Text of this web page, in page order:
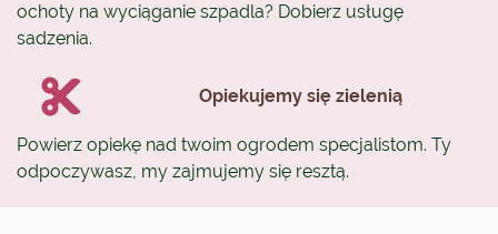
ochoty na wyciąganie szpadla? Dobierz usługę
sadzenia.
Opiekujemy się zielenią
Powierz opiekę nad twoim ogrodem specjalistom. Ty
odpoczywasz, my zajmujemy się resztą.